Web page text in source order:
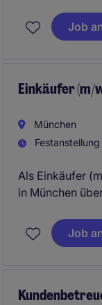
AufgabenJob
Einkäufer (m/
München
Festanstellung
Als Einkäufer
in München
dazu bei, die
und die besten
Job